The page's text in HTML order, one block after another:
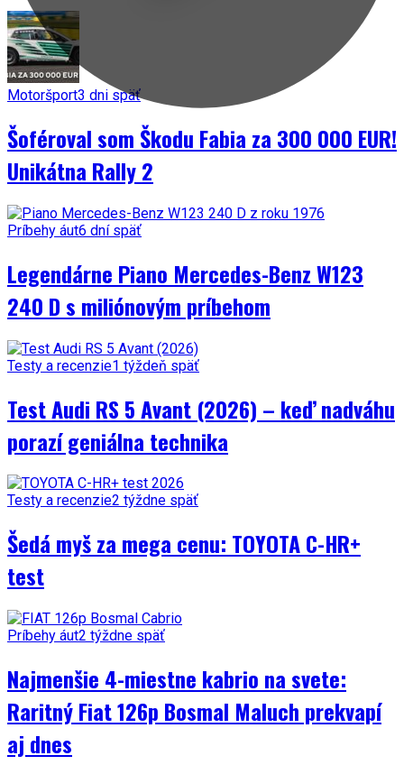
Motoršport3 dni späť
Šoféroval som Škodu Fabia za 300 000 EUR!
Unikátna Rally 2
Príbehy áut6 dní späť
Legendárne Piano Mercedes-Benz W123
240 D s miliónovým príbehom
Testy a recenzie1 týždeň späť
Test Audi RS 5 Avant (2026) – keď nadváhu
porazí geniálna technika
Testy a recenzie2 týždne späť
Šedá myš za mega cenu: TOYOTA C-HR+
test
Príbehy áut2 týždne späť
Najmenšie 4-miestne kabrio na svete:
Raritný Fiat 126p Bosmal Maluch prekvapí
aj dnes